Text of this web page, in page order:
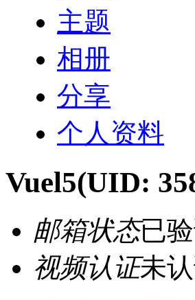
主题
相册
分享
个人资料
Vuel5(UID:
邮箱状态已
视频认证未